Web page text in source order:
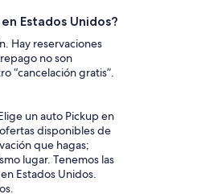
Estados Unidos?
Hay reservaciones
no son
“cancelación gratis”.
un auto Pickup en
disponibles de
que hagas;
lugar. Tenemos las
Estados Unidos.